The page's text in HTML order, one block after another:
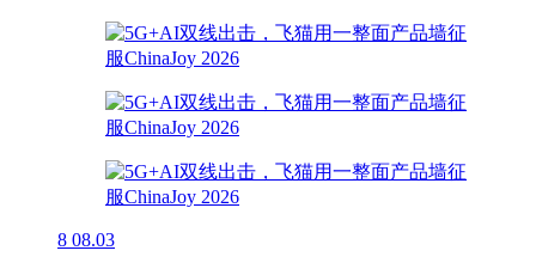
8 08.03